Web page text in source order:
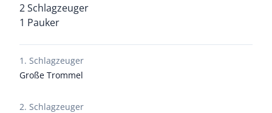
2 Schlagzeuger
1 Pauker
1. Schlagzeuger
Große Trommel
2. Schlagzeuger